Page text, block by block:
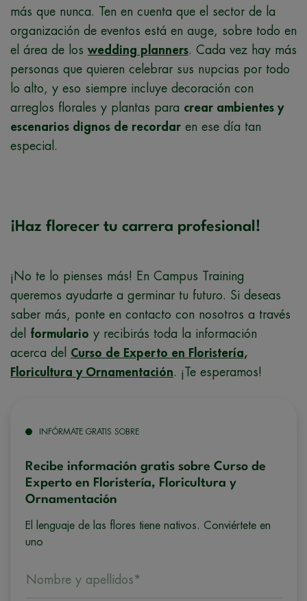
más que nunca. Ten en cuenta que el sector de la
organización de eventos está en auge, sobre todo en
el área de los wedding planners. Cada vez hay más
personas que quieren celebrar sus nupcias por todo
lo alto, y eso siempre incluye decoración con
arreglos florales y plantas para crear ambientes y
escenarios dignos de recordar en ese día tan
especial.
¡Haz florecer tu carrera profesional!
¡No te lo pienses más! En Campus Training
queremos ayudarte a germinar tu futuro. Si deseas
saber más, ponte en contacto con nosotros a través
del formulario y recibirás toda la información
acerca del Curso de Experto en Floristería,
Floricultura y Ornamentación. ¡Te esperamos!
INFÓRMATE GRATIS SOBRE
Recibe información gratis sobre Curso de
Experto en Floristería, Floricultura y
Ornamentación
El lenguaje de las flores tiene nativos. Conviértete en
uno
Nombre y apellidos*